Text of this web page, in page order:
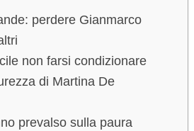
perdere Gianmarco
non farsi condizionare
di Martina De
prevalso sulla paura